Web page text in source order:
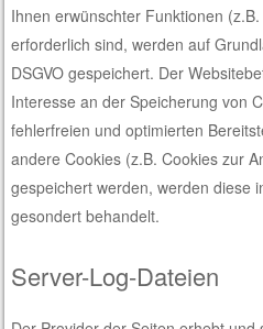
Ihnen erwünschter Funktionen
erforderlich sind, werden auf
DSGVO gespeichert. Der
Interesse an der Speicherung von
fehlerfreien und optimierten
andere Cookies (z.B. Cookies zur
gespeichert werden, werden diese
gesondert behandelt.
Server-Log-Dateien